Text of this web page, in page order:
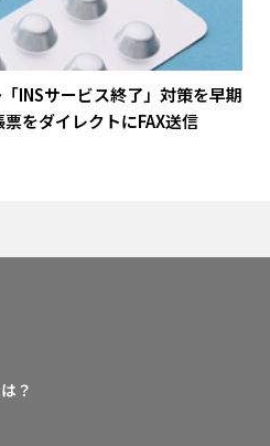
INSサービス終了」対策を早期
をダイレクトにFAX送信
？